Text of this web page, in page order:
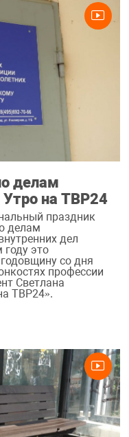
делам
Утро на ТВР24
праздник
делам
дел
это
со дня
профессии
Светлана
ТВР24».